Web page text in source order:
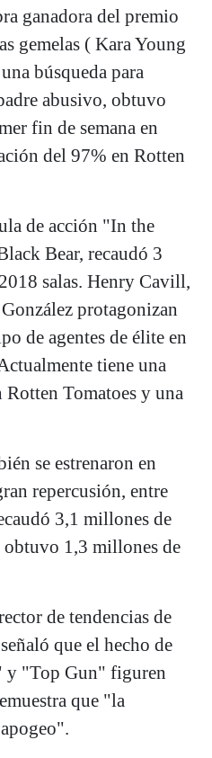
ganadora del premio
gemelas ( Kara Young
búsqueda para
abusivo, obtuvo
fin de semana en
del 97% en Rotten
de acción "In the
Bear, recaudó 3
salas. Henry Cavill,
protagonizan
de agentes de élite en
tiene una
Tomatoes y una
se estrenaron en
repercusión, entre
3,1 millones de
1,3 millones de
de tendencias de
que el hecho de
y "Top Gun" figuren
que "la